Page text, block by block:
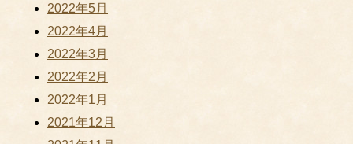
2022年5月
2022年4月
2022年3月
2022年2月
2022年1月
2021年12月